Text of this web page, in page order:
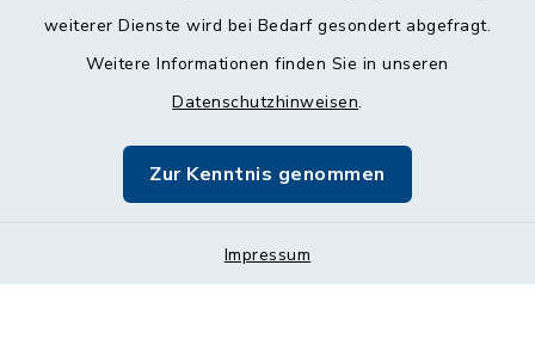
weiterer Dienste wird bei Bedarf gesondert abgefragt.
Weitere Informationen finden Sie in unseren
Datenschutzhinweisen.
Zur Kenntnis genommen
Impressum
Barrierefreiheit
Impressum
Sitemap